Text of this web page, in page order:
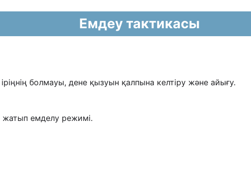
Емдеу тактикасы
болмауы, дене қызуын қалпына келтіру жəне айығу.
жатып емделу режимі.